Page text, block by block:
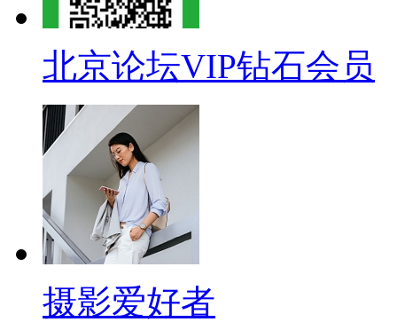
北京论坛VIP钻石会员
摄影爱好者